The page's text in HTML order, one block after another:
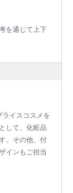
を通じて上下
イスコスメを
して、化粧品
。その他、付
インもご担当